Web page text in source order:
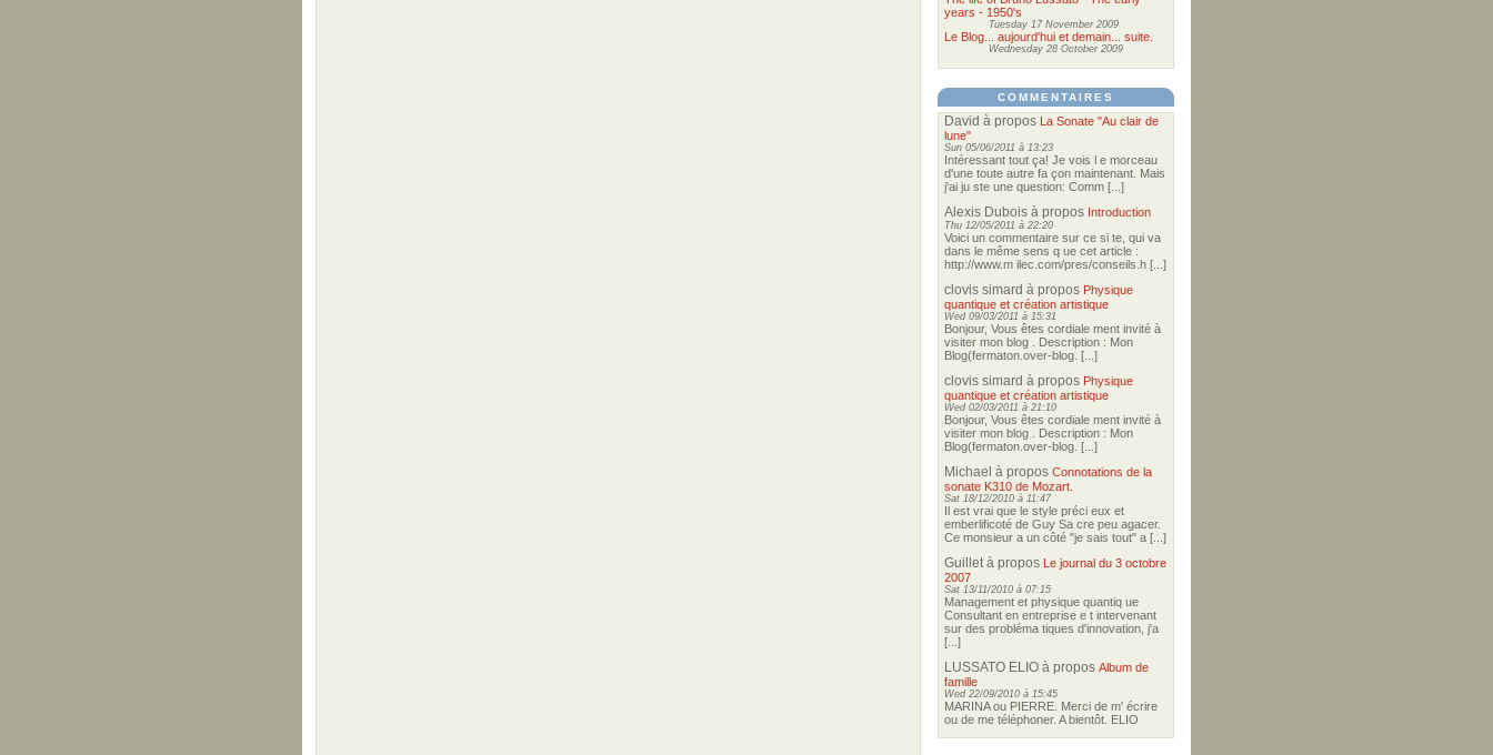
years - 1950's
Tuesday 17 November 2009
Le Blog... aujourd'hui et demain... suite.
Wednesday 28 October 2009
COMMENTAIRES
David à propos La Sonate "Au clair de
lune"
Sun 05/06/2011 à 13:23
Intéressant tout ça! Je vois l e morceau
d'une toute autre fa çon maintenant. Mais
j'ai ju ste une question: Comm [...]
Alexis Dubois à propos Introduction
Thu 12/05/2011 à 22:20
Voici un commentaire sur ce si te, qui va
dans le même sens q ue cet article :
http://www.m ilec.com/pres/conseils.h [...]
clovis simard à propos Physique
quantique et création artistique
Wed 09/03/2011 à 15:31
Bonjour, Vous êtes cordiale ment invité à
visiter mon blog . Description : Mon
Blog(fermaton.over-blog. [...]
clovis simard à propos Physique
quantique et création artistique
Wed 02/03/2011 à 21:10
Bonjour, Vous êtes cordiale ment invité à
visiter mon blog . Description : Mon
Blog(fermaton.over-blog. [...]
Michael à propos Connotations de la
sonate K310 de Mozart.
Sat 18/12/2010 à 11:47
Il est vrai que le style préci eux et
emberlificoté de Guy Sa cre peu agacer.
Ce monsieur a un côté "je sais tout" a [...]
Guilletà propos Le journal du 3 octobre
2007
Sat 13/11/2010 à 07:15
Management et physique quantiq ue
Consultant en entreprise e t intervenant
sur des probléma tiques d'innovation, j'a
[...]
LUSSATO ELIO à propos Album de
famille
Wed 22/09/2010 à 15:45
MARINA ou PIERRE. Merci de m' écrire
ou de me téléphoner. A bientôt. ELIO